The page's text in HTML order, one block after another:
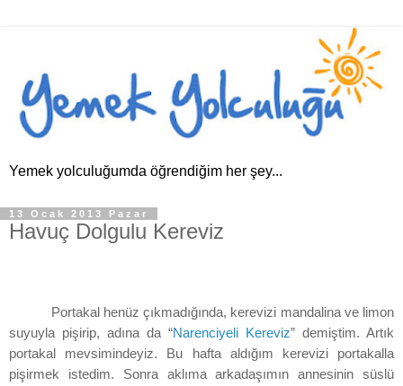
Yemek yolculuğumda öğrendiğim her şey...
13 Ocak 2013 Pazar
Havuç Dolgulu Kereviz
Portakal henüz çıkmadığında, kerevizi mandalina ve limon
suyuyla pişirip, adına da “Narenciyeli Kereviz” demiştim. Artık
portakal mevsimindeyiz. Bu hafta aldığım kerevizi portakalla
pişirmek istedim. Sonra aklıma arkadaşımın annesinin süslü